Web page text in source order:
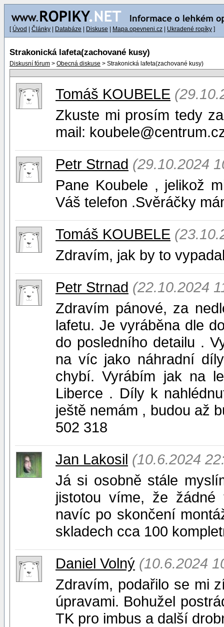
[ Úvod Články Databáze Diskuse Mapa.opevneni.cz Ukradené ropíky ]
Strakonická lafeta(zachované kusy)
Diskusní fórum > Obecná diskuse > Strakonická lafeta(zachované kusy)
Tomáš KOUBELE
Zkuste mi prosím tedy
mail:
Petr Strnad (29.10.2024
Pane Koubele , jelikož
Váš telefon .Svěráčky
Tomáš KOUBELE
Zdravím, jak by to
Petr Strnad (22.10.2024
Zdravím pánové, za
lafetu. Je vyráběna dle
do posledního detailu .
na víc jako náhradní
chybí. Vyrábím jak na
Liberce . Díly k
ještě nemám , budou až
502 318
Jan Lakosil (10.6.2024
Já si osobně stále
jistotou víme, že
navíc po skončení
skladech cca 100
Daniel Volný (10.6.2024
Zdravím, podařilo se mi
úpravami. Bohužel
TK pro imbus a další